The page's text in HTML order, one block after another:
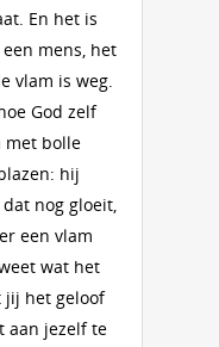
En het is
mens, het
vlam is weg.
God zelf
met bolle
hij
nog gloeit,
een vlam
wat het
jij het geloof
aan jezelf te